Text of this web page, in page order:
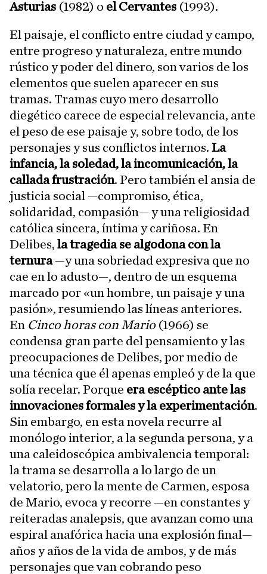
Asturias (1982) o el Cervantes (1993).
El paisaje, el conflicto entre ciudad y campo,
entre progreso y naturaleza, entre mundo
rústico y poder del dinero, son varios de los
elementos que suelen aparecer en sus
tramas. Tramas cuyo mero desarrollo
diegético carece de especial relevancia, ante
el peso de ese paisaje y, sobre todo, de los
personajes y sus conflictos internos. La
infancia, la soledad, la incomunicación, la
callada frustración. Pero también el ansia de
justicia social —compromiso, ética,
solidaridad, compasión— y una religiosidad
católica sincera, íntima y cariñosa. En
Delibes, la tragedia se algodona con la
ternura—y una sobriedad expresiva que no
cae en lo adusto—, dentro de un esquema
marcado por «un hombre, un paisaje y una
pasión», resumiendo las líneas anteriores.
En Cinco horas con Mario (1966) se
condensa gran parte del pensamiento y las
preocupaciones de Delibes, por medio de
una técnica que él apenas empleó y de la que
solía recelar. Porque era escéptico ante las
innovaciones formales y la experimentación.
Sin embargo, en esta novela recurre al
monólogo interior, a la segunda persona, y a
una caleidoscópica ambivalencia temporal:
la trama se desarrolla a lo largo de un
velatorio, pero la mente de Carmen, esposa
de Mario, evoca y recorre —en constantes y
reiteradas analepsis, que avanzan como una
espiral anafórica hacia una explosión final—
años y años de la vida de ambos, y de más
personajes que van cobrando peso